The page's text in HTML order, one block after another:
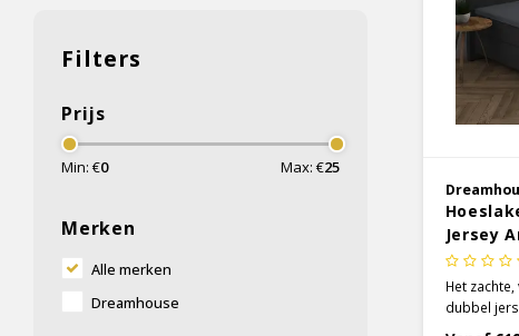
Filters
Prijs
Min: €0 Max: €25
Merken
Alle merken
Dreamhouse
Jersey
Het
dubbel